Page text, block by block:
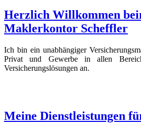
Herzlich Willkommen
Maklerkontor Scheffler
Ich bin ein unabhängiger
Privat und Gewerbe in allen
Versicherungslösungen an.
Meine Dienstleistungen